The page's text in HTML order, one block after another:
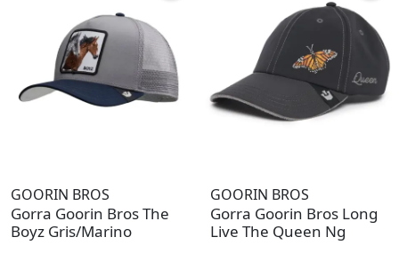
GOORIN BROS
Gorra Goorin Bros The
Boyz Gris/Marino
GOORIN BROS
Gorra Goorin Bros Long
Live The Queen Ng